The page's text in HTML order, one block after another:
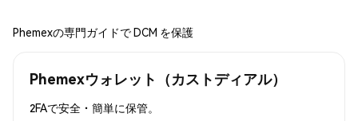
Phemexの専門ガイドで DCM を保護
Phemexウォレット（カストディアル）
2FAで安全・簡単に保管。